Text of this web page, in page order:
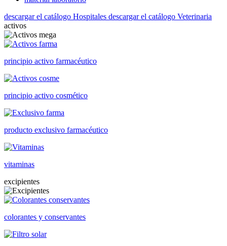
descargar el catálogo Hospitales descargar el catálogo Veterinaria
activos
principio activo farmacéutico
principio activo cosmético
producto exclusivo farmacéutico
vitaminas
excipientes
colorantes y conservantes